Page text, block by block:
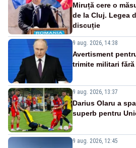
Miruță cere o
de la Cluj. Legea
discuție
9 aug. 2026, 14:38
Avertisment
trimite militari fără
9 aug. 2026, 13:37
Darius Olaru a
superb pentru
9 aug. 2026, 12:45